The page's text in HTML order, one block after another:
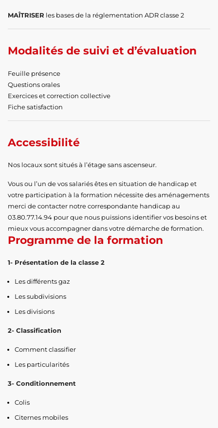
MAÎTRISER les bases de la réglementation ADR classe 2
Modalités de suivi et d’évaluation
Feuille présence
Questions orales
Exercices et correction collective
Fiche satisfaction
Accessibilité
Nos locaux sont situés à l’étage sans ascenseur.
Vous ou l’un de vos salariés êtes en situation de handicap et
votre participation à la formation nécessite des aménagements
merci de contacter notre correspondante handicap au
03.80.77.14.94 pour que nous puissions identifier vos besoins et
mieux vous accompagner dans votre démarche de formation.
Programme de la formation
1- Présentation de la classe 2
Les différents gaz
Les subdivisions
Les divisions
2- Classification
Comment classifier
Les particularités
3- Conditionnement
Colis
Citernes mobiles